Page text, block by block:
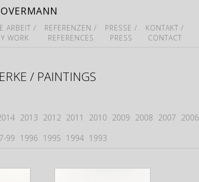
ARBEIT /
WORK
REFERENZEN /
REFERENCES
PRESSE /
PRESS
KONTAKT /
CONTACT
/ PAINTINGS
2013 2012 2011 2010 2009 2008 2007 2006
99 1996 1995 1994 1993